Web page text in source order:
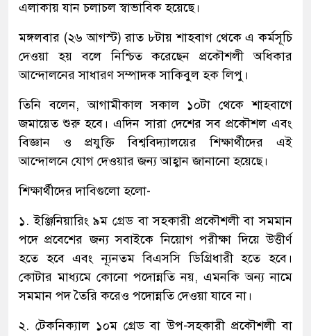
এলাকায় যান চলাচল স্বাভাবিক হয়েছে।
মঙ্গলবার (২৬ আগস্ট) রাত ৮টায় শাহবাগ থেকে এ কর্মসূচি
দেওয়া হয় বলে নিশ্চিত করেছেন প্রকৌশলী অধিকার
আন্দোলনের সাধারণ সম্পাদক সাকিবুল হক লিপু।
তিনি বলেন, আগামীকাল সকাল ১০টা থেকে শাহবাগে
জমায়েত শুরু হবে। এদিন সারা দেশের সব প্রকৌশল এবং
বিজ্ঞান ও প্রযুক্তি বিশ্ববিদ্যালয়ের শিক্ষার্থীদের এই
আন্দোলনে যোগ দেওয়ার জন্য আহ্বান জানানো হয়েছে।
শিক্ষার্থীদের দাবিগুলো হলো-
১. ইঞ্জিনিয়ারিং ৯ম গ্রেড বা সহকারী প্রকৌশলী বা সমমান
পদে প্রবেশের জন্য সবাইকে নিয়োগ পরীক্ষা দিয়ে উত্তীর্ণ
হতে হবে এবং ন্যূনতম বিএসসি ডিগ্রিধারী হতে হবে।
কোটার মাধ্যমে কোনো পদোন্নতি নয়, এমনকি অন্য নামে
সমমান পদ তৈরি করেও পদোন্নতি দেওয়া যাবে না।
২. টেকনিক্যাল ১০ম গ্রেড বা উপ-সহকারী প্রকৌশলী বা